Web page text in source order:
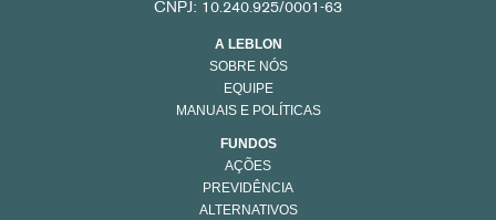
CNPJ: 10.240.925/0001-63
A LEBLON
SOBRE NÓS
EQUIPE
MANUAIS E POLÍTICAS
FUNDOS
AÇÕES
PREVIDÊNCIA
ALTERNATIVOS